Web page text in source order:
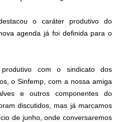
o caráter produtivo do
agenda já foi definida para o
com o sindicato dos
o Sinfemp, com a nossa amiga
e outros componentes do
discutidos, mas já marcamos
de junho, onde conversaremos